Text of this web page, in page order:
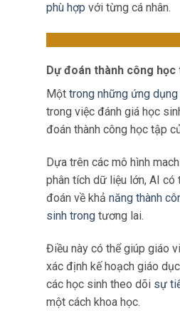
phù hợp với từng cá nhân.
Dự đoán thành công học
Một trong những ứng
trong việc đánh giá học
đoán thành công học tập
Dựa trên các mô hình
phân tích dữ liệu lớn, AI có
đoán về khả năng thành
sinh trong tương lai.
Điều này có thể giúp giáo
xác định kế hoạch giáo
các học sinh theo dõi sự
một cách khoa học.